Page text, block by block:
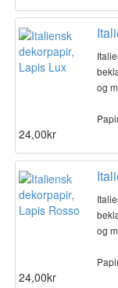
og
24,00kr
og
24,00kr